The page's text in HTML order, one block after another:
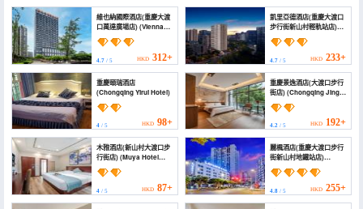
維也納國際酒店(重慶大渡
口萬達廣場店) (Vienna
International Hotel
(Wanda Plaza,
Dadukou, Chongqing))
4.7 / 5 HKD 312+
凱里亞德酒店(重慶大渡口
步行街新山村輕軌站店)
(Kyriad Hotel
(Chongqing Dadukou
Pedestrian Street
Xinshancun Light Rail
Station))
4.7/ 5 HKD 233+
重慶頤瑞酒店
(Chongqing Yirui Hotel)
4 / 5 HKD 98+
重慶景逸酒店(大渡口步行
街店) (Chongqing Jingyi
Hotel (Dadukou
Pedestrian Street))
4.2/ 5 HKD 192+
木雅酒店(新山村大渡口步
行街店) (Muya Hotel
(Xinshan Village
Dadukou Pedestrian
4 / 5 HKD 87+
麗楓酒店(重慶大渡口步行
街新山村地鐵站店)
(Lavande Hotel
(Xinshancun subway
station store, Dadukou
pedestrian street,
Chongqing))
4.8/ 5 HKD 255+